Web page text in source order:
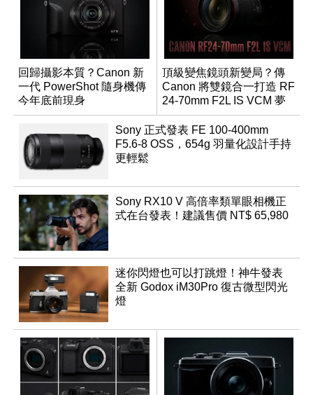
回歸攝影本質？Canon 新
一代 PowerShot 隨身機傳
今年底前現身
頂級變焦鏡頭新變局？傳
Canon 將雙鏡合一打造 RF
24-70mm F2L IS VCM 夢
幻規格
Sony 正式發表 FE 100-400mm
F5.6-8 OSS，654g 羽量化設計手持
更輕鬆
Sony RX10 V 高倍率類單眼相機正
式在台發表！建議售價 NT$ 65,980
迷你閃燈也可以打跳燈！神牛發表
全新 Godox iM30Pro 復古微型閃光
燈